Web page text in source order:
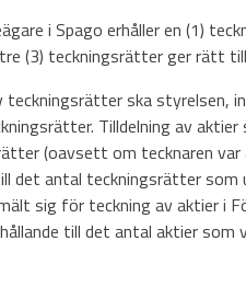
i Spago erhåller en (1)
(3) teckningsrätter ger rätt
ska styrelsen,
Tilldelning av
(oavsett om tecknaren
det antal teckningsrätter
sig för teckning av aktier
till det antal aktier